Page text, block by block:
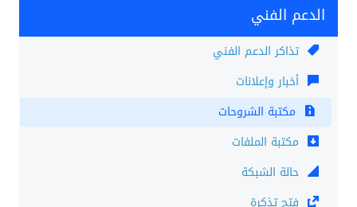
الدعم الفني
تذاكر الدعم الفني
أخبار وإعلانات
مكتبة الشروحات
مكتبة الملفات
حالة الشبكة
فتح تذكرة